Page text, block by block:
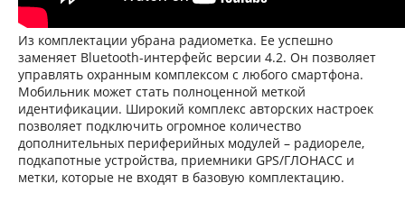
Из комплектации убрана радиометка. Ее успешно
заменяет Bluetooth-интерфейс версии 4.2. Он позволяет
управлять охранным комплексом с любого смартфона.
Мобильник может стать полноценной меткой
идентификации. Широкий комплекс авторских настроек
позволяет подключить огромное количество
дополнительных периферийных модулей – радиореле,
подкапотные устройства, приемники GPS/ГЛОНАСС и
метки, которые не входят в базовую комплектацию.